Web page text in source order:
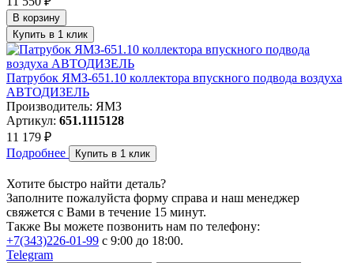
В корзину
Купить в 1 клик
Патрубок ЯМЗ-651.10 коллектора впускного подвода воздуха
АВТОДИЗЕЛЬ
Производитель: ЯМЗ
Артикул: 651.1115128
11 179 ₽
Подробнее
Купить в 1 клик
Хотите быстро найти деталь?
Заполните пожалуйста форму справа и наш менеджер
свяжется с Вами в течение 15 минут.
Также Вы можете позвонить нам по телефону:
+7(343)226-01-99 с 9:00 до 18:00.
Telegram